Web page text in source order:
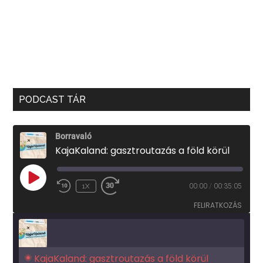
PODCAST TÁR
Borravaló
KajaKaland: gasztroutazás a föld körül
PLAY
EPISODE
1X 00:00 / 00:35:05
FELIRATKOZÁS
KajaKaland: gasztroutazás a föld körül